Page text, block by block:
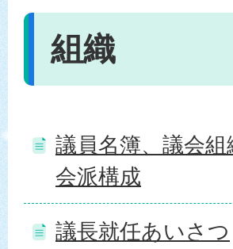
組織
議員名簿、議会組
会派構成
議長就任あいさつ